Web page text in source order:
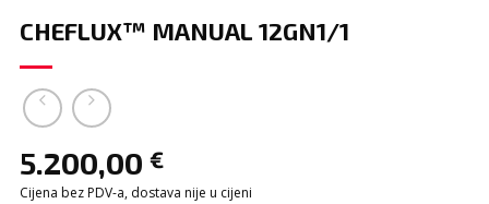
CHEFLUX™ MANUAL 12GN1/1
5.200,00€
Cijena bez PDV-a, dostava nije u cijeni